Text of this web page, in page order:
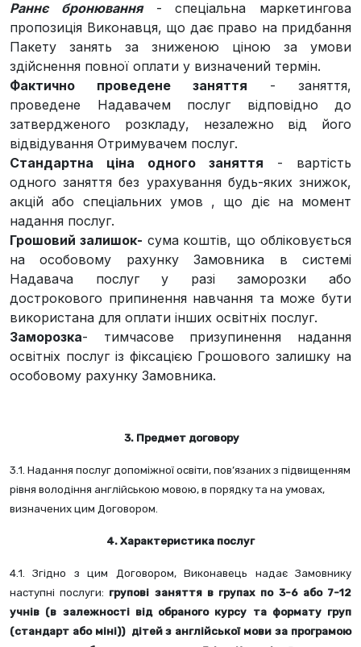
Раннє бронювання- спеціальна маркетингова
пропозиція Виконавця, що дає право на придбання
Пакету занять за зниженою ціною за умови
здійснення повної оплати у визначений термін.
Фактично проведене заняття - заняття,
проведене Надавачем послуг відповідно до
затвердженого розкладу, незалежно від його
відвідування Отримувачем послуг.
Стандартна ціна одного заняття - вартість
одного заняття без урахування будь-яких знижок,
акцій або спеціальних умов , що діє на момент
надання послуг.
Грошовий залишок- сума коштів, що обліковується
на особовому рахунку Замовника в системі
Надавача послуг у разі заморозки або
дострокового припинення навчання та може бути
використана для оплати інших освітніх послуг.
Заморозка- тимчасове призупинення надання
освітніх послуг із фіксацією Грошового залишку на
особовому рахунку Замовника.
3. Предмет договору
3.1. Надання послуг допоміжної освіти, пов’язаних з підвищенням
рівня володіння англійською мовою, в порядку та на умовах,
визначених цим Договором.
4. Характеристика послуг
4.1. Згідно з цим Договором, Виконавець надає Замовнику
наступні послуги: групові заняття в групах по 3-6 або 7-12
учнів (в залежності від обраного курсу та формату груп
(стандарт або міні))  дітей з англійської мови за програмою